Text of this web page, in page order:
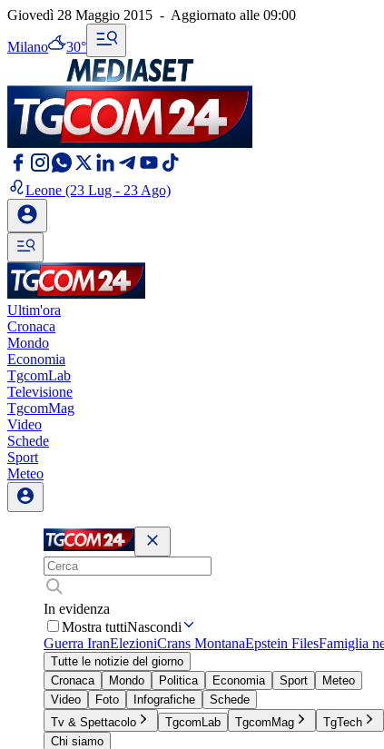
Giovedì 28 Maggio 2015 - Aggiornato alle 09:00
Milano 30°
Leone (23 Lug - 23 Ago)
Ultim'ora
Cronaca
Mondo
Economia
TgcomLab
Televisione
TgcomMag
Video
Schede
Sport
Meteo
In evidenza
Mostra tuttiNascondi
Guerra IranElezioniCrans MontanaEpstein FilesFamiglia
Tutte le notizie del giorno
Cronaca
Mondo Politica Economia Sport
Meteo
Video
Foto Infografiche
Schede
Tv & Spettacolo
TgcomLab TgcomMag TgTech
Chi siamo